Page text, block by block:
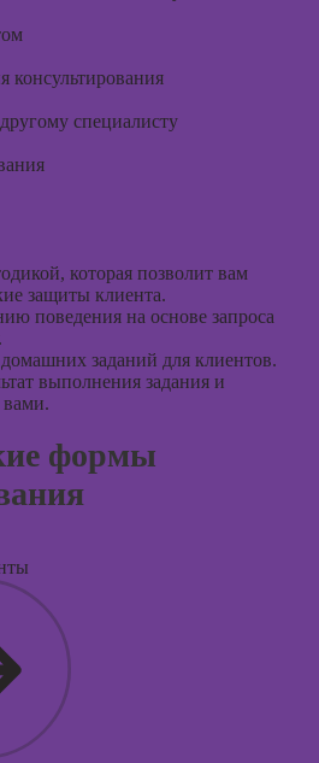
консультирования
специалисту
которая позволит вам
защиты клиента.
поведения на основе запроса
заданий для клиентов.
выполнения задания и
вами.
формы